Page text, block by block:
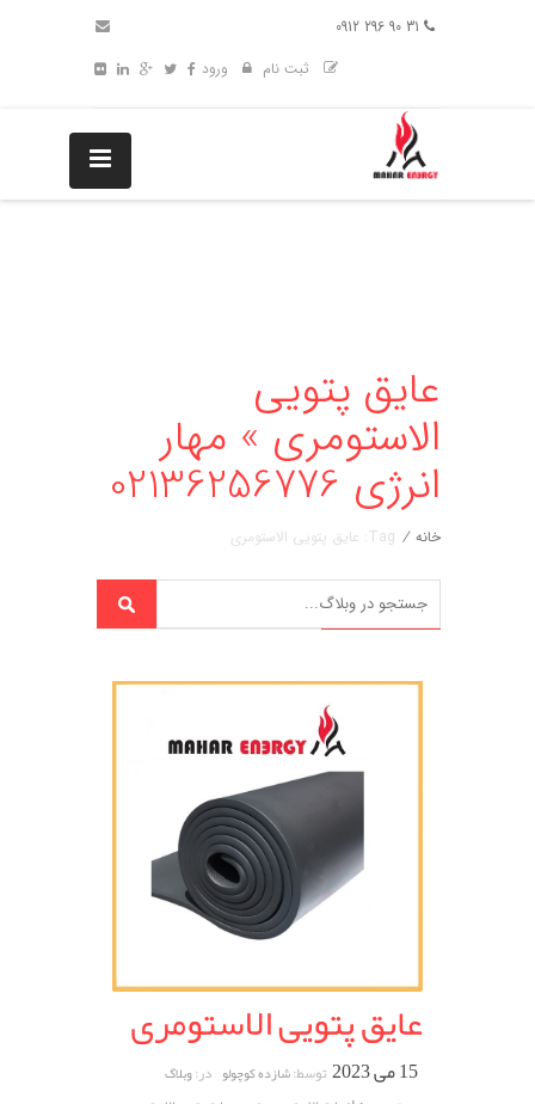
ثبت نام
ورود
عایق پتویی
الاستومری » مهار
انرژی 02136256776
خانه / Tag: عایق پتویی الاستومری
عایق پتویی الاستومری
15 می 2023 توسط:شازده کوچولو در:وبلاگ